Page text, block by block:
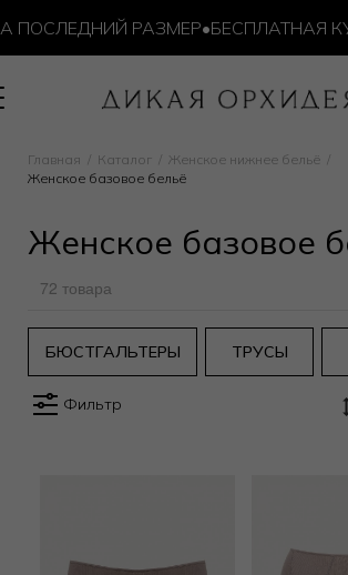
РАЗМЕР•БЕСПЛАТНАЯ
Главная Каталог
Женское нижнее бельё
Женское базовое бельё
Женское базовое
72 товара
БЮСТГАЛЬТЕРЫ ТРУСЫ
Фильтр